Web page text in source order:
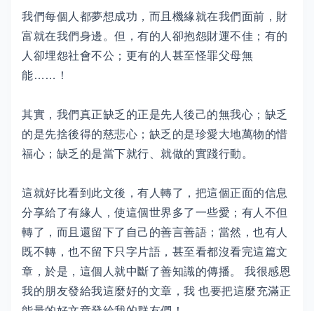
我們每個人都夢想成功，而且機緣就在我們面前，財
富就在我們身邊。但，有的人卻抱怨財運不佳；有的
人卻埋怨社會不公；更有的人甚至怪罪父母無
能……！
其實，我們真正缺乏的正是先人後己的無我心；缺乏
的是先捨後得的慈悲心；缺乏的是珍愛大地萬物的惜
福心；缺乏的是當下就行、就做的實踐行動。
這就好比看到此文後，有人轉了，把這個正面的信息
分享給了有緣人，使這個世界多了一些愛；有人不但
轉了，而且還留下了自己的善言善語；當然，也有人
既不轉，也不留下只字片語，甚至看都沒看完這篇文
章，於是，這個人就中斷了善知識的傳播。 我很感恩
我的朋友發給我這麼好的文章，我 也要把這麼充滿正